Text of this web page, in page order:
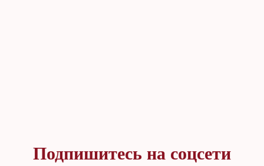
Подпишитесь на соцсети